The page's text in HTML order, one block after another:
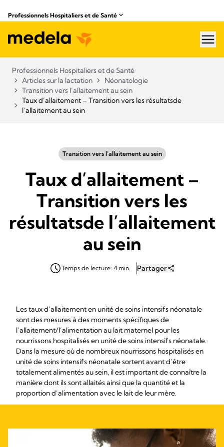
Professionnels Hospitaliers et de Santé
Professionnels Hospitaliers et de Santé
Articles sur la lactation
Néonatologie
Transition vers l’allaitement au sein
Taux d’allaitement – Transition vers les résultatsde
l’allaitement au sein
Transition vers l’allaitement au sein
Taux d’allaitement –
Transition vers les
résultatsde l’allaitement
au sein
Temps de lecture: 4 min. Partager
Les taux d’allaitement en unité de soins intensifs néonatale
sont des mesures à des moments spécifiques de
l’allaitement/l’alimentation au lait maternel pour les
nourrissons hospitalisés en unité de soins intensifs néonatale.
Dans la mesure où de nombreux nourrissons hospitalisés en
unité de soins intensifs néonatale sortent avant d’être
totalement alimentés au sein, il est important de connaître la
manière dont ils sont allaités ainsi que la quantité et la
proportion d’alimentation avec le lait de leur mère.